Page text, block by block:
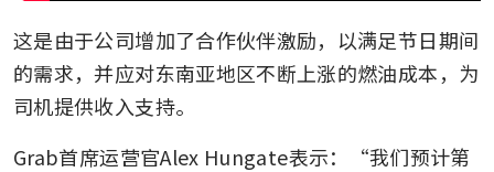
这是由于公司增加了合作伙伴激励，以满足节日期间
的需求，并应对东南亚地区不断上涨的燃油成本，为
司机提供收入支持。
Grab首席运营官Alex Hungate表示：“我们预计第